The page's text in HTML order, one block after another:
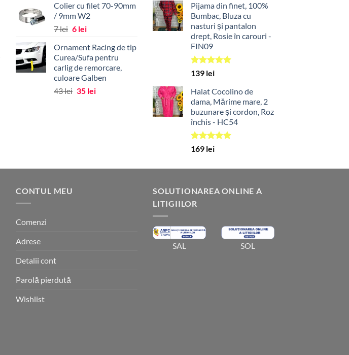
Opțiunile
pot
fi
în
pagina
produsului.
Colier cu filet 70-90mm
/ 9mm W2
7lei Prețul
a
fost:
7 lei.
6 leiPrețul
este:
6 lei.
Ornament Racing de tip
Curea/Sufa pentru
carlig de remorcare,
culoare Galben
43lei Prețul
35 leiPrețul
Pijama din finet, 100%
Bumbac, Bluza cu
nasturi și pantalon
drept, Rosie în carouri -
FIN09
Evaluat la
139 lei
Halat Cocolino de
dama, Mărime mare, 2
buzunare și cordon, Roz
închis - HC54
Evaluat la
169 lei
CONTUL MEU
Comenzi
Adrese
Detalii cont
Parolă pierdută
Wishlist
SOLUTIONAREA ONLINE A
LITIGIILOR
SAL SOL